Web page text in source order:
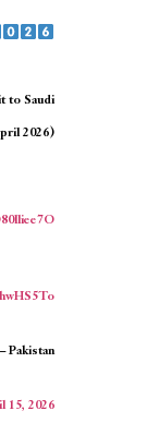
to Saudi
2026)
15, 2026